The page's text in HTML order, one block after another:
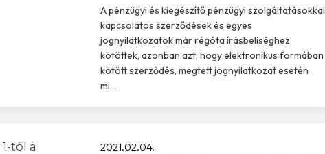
A pénzügyi és kiegészítő pénzügyi szolgáltatásokkal
kapcsolatos szerződések és egyes
jognyilatkozatok már régóta írásbeliséghez
kötöttek, azonban azt, hogy elektronikus formában
kötött szerződés, megtett jognyilatkozat esetén
mi...
2021.02.04.